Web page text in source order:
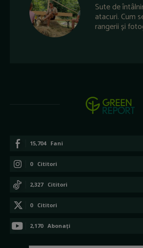
Sute de
atacuri. Cum
rangerii și
15,704 Fani
0 Cititori
2,327 Cititori
0 Cititori
2,170 Abonați